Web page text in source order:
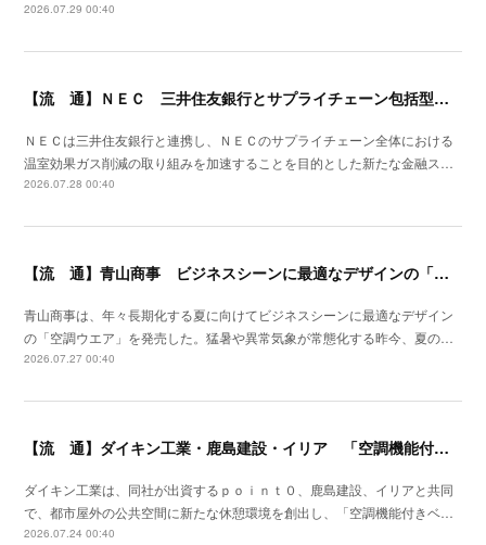
2026.07.29 00:40
【流 通】ＮＥＣ 三井住友銀行とサプライチェーン包括型のファイナンススキーム策定
ＮＥＣは三井住友銀行と連携し、ＮＥＣのサプライチェーン全体における
温室効果ガス削減の取り組みを加速することを目的とした新たな金融ス…
2026.07.28 00:40
【流 通】青山商事 ビジネスシーンに最適なデザインの「空調ウエア」発売
青山商事は、年々長期化する夏に向けてビジネスシーンに最適なデザイン
の「空調ウエア」を発売した。猛暑や異常気象が常態化する昨今、夏の…
2026.07.27 00:40
【流 通】ダイキン工業・鹿島建設・イリア 「空調機能付きベンチ」の事業性を検証
ダイキン工業は、同社が出資するｐｏｉｎｔ０、鹿島建設、イリアと共同
で、都市屋外の公共空間に新たな休憩環境を創出し、「空調機能付きベ…
2026.07.24 00:40